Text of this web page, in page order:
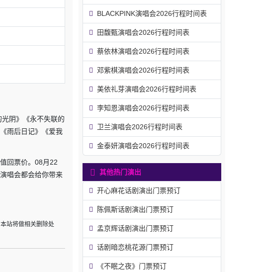
阴》《永不失联的
雨后日记》《爱我
回票价。08月22
唱会都会给你带来
站将做相关删除处
BLACKPINK演唱会2026行程时间表
田馥甄演唱会2026行程时间表
蔡依林演唱会2026行程时间表
邓紫棋演唱会2026行程时间表
美依礼芽演唱会2026行程时间表
李知恩演唱会2026行程时间表
卫兰演唱会2026行程时间表
金泰妍演唱会2026行程时间表
其他热门演出
开心麻花话剧演出门票预订
陈佩斯话剧演出门票预订
孟京辉话剧演出门票预订
话剧暗恋桃花源门票预订
《不眠之夜》门票预订